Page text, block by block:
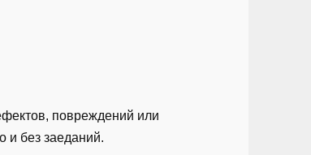
повреждений или
и без заеданий.